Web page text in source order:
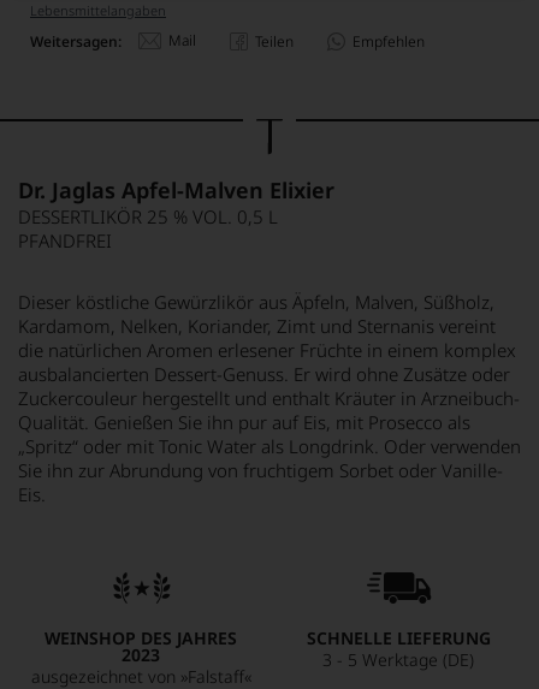
Lebensmittel­angaben
Weitersagen: Mail Teilen Empfehlen
Dr. Jaglas Apfel-Malven Elixier
DESSERTLIKÖR 25 % VOL. 0,5 L
PFANDFREI
Dieser köstliche Gewürzlikör aus Äpfeln, Malven, Süßholz,
Kardamom, Nelken, Koriander, Zimt und Sternanis vereint
die natürlichen Aromen erlesener Früchte in einem komplex
ausbalancierten Dessert-Genuss. Er wird ohne Zusätze oder
Zuckercouleur hergestellt und enthalt Kräuter in Arzneibuch-
Qualität. Genießen Sie ihn pur auf Eis, mit Prosecco als
„Spritz“ oder mit Tonic Water als Longdrink. Oder verwenden
Sie ihn zur Abrundung von fruchtigem Sorbet oder Vanille-
Eis.
WEINSHOP DES JAHRES
2023
ausgezeichnet von »Falstaff«
SCHNELLE LIEFERUNG
3 - 5 Werktage (DE)